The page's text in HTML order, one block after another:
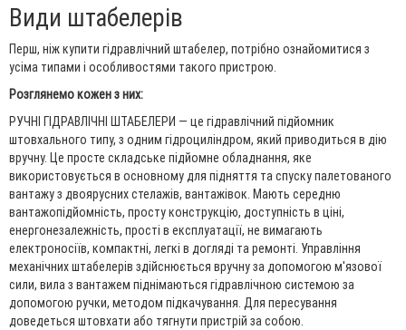
Види штабелерів
Перш, ніж купити гідравлічний штабелер, потрібно ознайомитися з
усіма типами і особливостями такого пристрою.
Розглянемо кожен з них:
РУЧНІ ГІДРАВЛІЧНІ ШТАБЕЛЕРИ — це гідравлічний підйомник
штовхального типу, з одним гідроциліндром, який приводиться в дію
вручну. Це просте складське підйомне обладнання, яке
використовується в основному для підняття та спуску палетованого
вантажу з двоярусних стелажів, вантажівок. Мають середню
вантажопідйомність, просту конструкцію, доступність в ціні,
енергонезалежність, прості в експлуатації, не вимагають
електроносіїв, компактні, легкі в догляді та ремонті. Управління
механічних штабелерів здійснюється вручну за допомогою м'язової
сили, вила з вантажем піднімаються гідравлічною системою за
допомогою ручки, методом підкачування. Для пересування
доведеться штовхати або тягнути пристрій за собою.